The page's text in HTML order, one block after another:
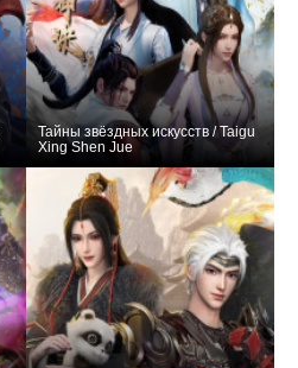
Тайны звёздных искусств / Taigu
Xing Shen Jue